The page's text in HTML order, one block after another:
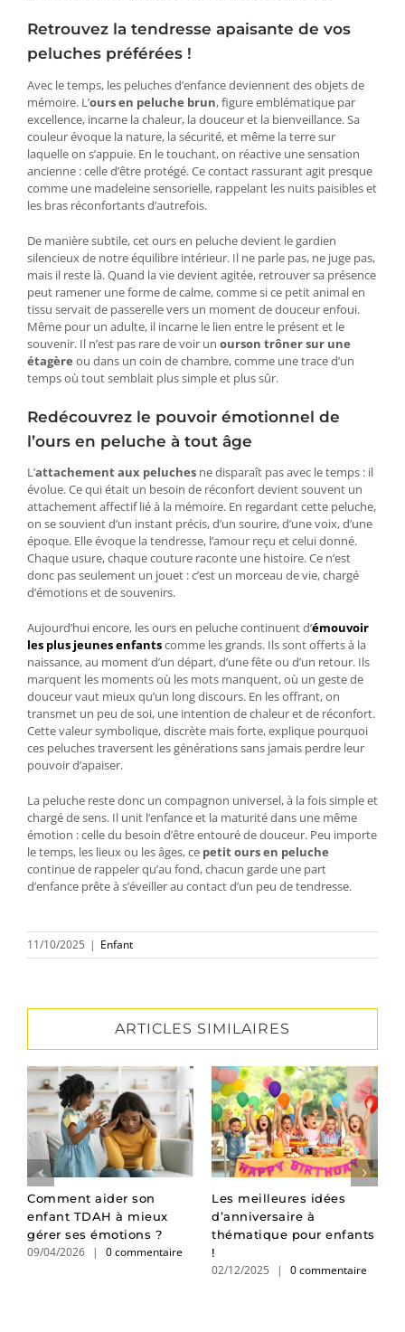
Retrouvez la tendresse apaisante de vos
peluches préférées !
Avec le temps, les peluches d’enfance deviennent des objets de
mémoire. L’ours en peluche brun, figure emblématique par
excellence, incarne la chaleur, la douceur et la bienveillance. Sa
couleur évoque la nature, la sécurité, et même la terre sur
laquelle on s’appuie. En le touchant, on réactive une sensation
ancienne : celle d’être protégé. Ce contact rassurant agit presque
comme une madeleine sensorielle, rappelant les nuits paisibles et
les bras réconfortants d’autrefois.
De manière subtile, cet ours en peluche devient le gardien
silencieux de notre équilibre intérieur. Il ne parle pas, ne juge pas,
mais il reste là. Quand la vie devient agitée, retrouver sa présence
peut ramener une forme de calme, comme si ce petit animal en
tissu servait de passerelle vers un moment de douceur enfoui.
Même pour un adulte, il incarne le lien entre le présent et le
souvenir. Il n’est pas rare de voir un ourson trôner sur une
étagère ou dans un coin de chambre, comme une trace d’un
temps où tout semblait plus simple et plus sûr.
Redécouvrez le pouvoir émotionnel de
l’ours en peluche à tout âge
L’attachement aux peluches ne disparaît pas avec le temps : il
évolue. Ce qui était un besoin de réconfort devient souvent un
attachement affectif lié à la mémoire. En regardant cette peluche,
on se souvient d’un instant précis, d’un sourire, d’une voix, d’une
époque. Elle évoque la tendresse, l’amour reçu et celui donné.
Chaque usure, chaque couture raconte une histoire. Ce n’est
donc pas seulement un jouet : c’est un morceau de vie, chargé
d’émotions et de souvenirs.
Aujourd’hui encore, les ours en peluche continuent d’émouvoir
les plus jeunes enfantscomme les grands. Ils sont offerts à la
naissance, au moment d’un départ, d’une fête ou d’un retour. Ils
marquent les moments où les mots manquent, où un geste de
douceur vaut mieux qu’un long discours. En les offrant, on
transmet un peu de soi, une intention de chaleur et de réconfort.
Cette valeur symbolique, discrète mais forte, explique pourquoi
ces peluches traversent les générations sans jamais perdre leur
pouvoir d’apaiser.
La peluche reste donc un compagnon universel, à la fois simple et
chargé de sens. Il unit l’enfance et la maturité dans une même
émotion : celle du besoin d’être entouré de douceur. Peu importe
le temps, les lieux ou les âges, ce petit ours en peluche
continue de rappeler qu’au fond, chacun garde une part
d’enfance prête à s’éveiller au contact d’un peu de tendresse.
11/10/2025 | Enfant
ARTICLES SIMILAIRES
Comment aider son
enfant TDAH à mieux
gérer ses émotions ?
09/04/2026 | 0 commentaire
Les meilleures idées
d’anniversaire à
thématique pour enfants
!
02/12/2025 | 0 commentaire